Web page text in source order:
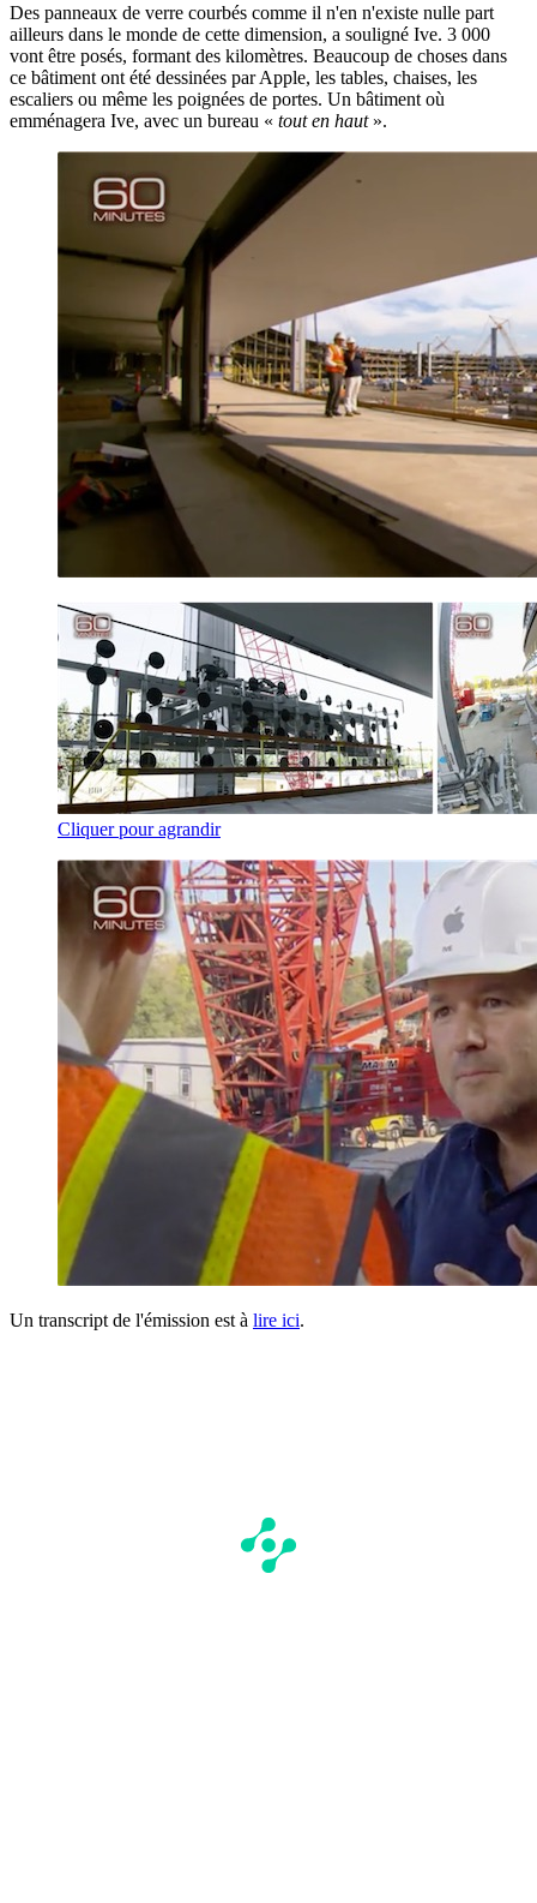
Des panneaux de verre courbés comme il n'en n'existe nulle part
ailleurs dans le monde de cette dimension, a souligné Ive. 3 000
vont être posés, formant des kilomètres. Beaucoup de choses dans
ce bâtiment ont été dessinées par Apple, les tables, chaises, les
escaliers ou même les poignées de portes. Un bâtiment où
emménagera Ive, avec un bureau « tout en haut».
Cliquer pour agrandir
Un transcript de l'émission est à lire ici.